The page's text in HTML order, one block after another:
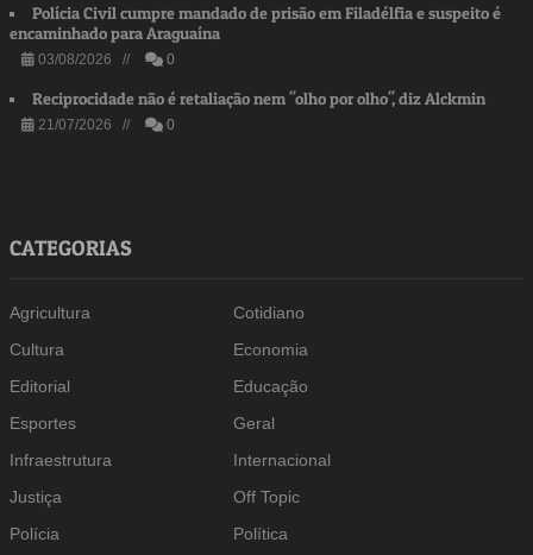
Polícia Civil cumpre mandado de prisão em Filadélfia e suspeito é
encaminhado para Araguaína
03/08/2026 // 0
Reciprocidade não é retaliação nem "olho por olho", diz Alckmin
21/07/2026 // 0
CATEGORIAS
Agricultura
Cotidiano
Cultura
Economia
Editorial
Educação
Esportes
Geral
Infraestrutura
Internacional
Justiça
Off Topic
Polícia
Política